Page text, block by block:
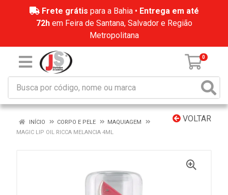
Frete grátis para a Bahia • Entrega em até
72hem Feira de Santana, Salvador e Região
Metropolitana
0
VOLTAR
INÍCIO CORPO E PELE
MAQUIAGEM
MAGIC LIP OIL RICCA MELANCIA 4ML